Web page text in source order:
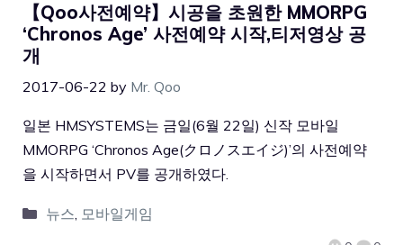
【Qoo사전예약】시공을 초원한 MMORPG
‘Chronos Age’ 사전예약 시작,티저영상 공
개
2017-06-22 by Mr. Qoo
일본 HMSYSTEMS는 금일(6월 22일) 신작 모바일
MMORPG ‘Chronos Age(クロノスエイジ)’의 사전예약
을 시작하면서 PV를 공개하였다.
뉴스, 모바일게임